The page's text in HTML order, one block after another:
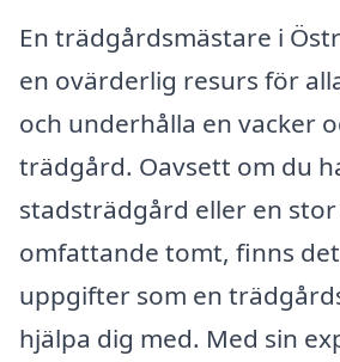
En trädgårdsmästare i
en ovärderlig resurs för
och underhålla en vacker
trädgård. Oavsett om du
stadsträdgård eller en
omfattande tomt, finns
uppgifter som en
hjälpa dig med. Med sin